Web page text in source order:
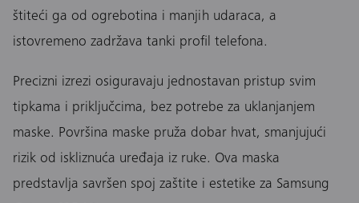
štiteći ga od ogrebotina i manjih udaraca, a
istovremeno zadržava tanki profil telefona.
Precizni izrezi osiguravaju jednostavan pristup svim
tipkama i priključcima, bez potrebe za uklanjanjem
maske. Površina maske pruža dobar hvat, smanjujući
rizik od iskliznuća uređaja iz ruke. Ova maska
predstavlja savršen spoj zaštite i estetike za Samsung